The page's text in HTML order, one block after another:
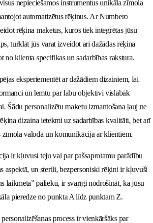
nepieciešamos instrumentus unikāla zīmola
automatizētus rēķinus. Ar Numbero
rēķina maketus, kuros tiek integrētas jūsu
turklāt jūs varat izveidot arī dažādas rēķina
no klienta specifikas un sadarbības rakstura.
eksperiementēt ar dažādiem dizainiem, lai
un lemtu par labu objektīvi vislabāk
Šādu personalizētu maketu izmantošana ļauj ne
dizaina ietekmi uz sadarbības kvalitāti, bet arī
zīmola valodā un komunikācijā ar klientiem.
ir kļuvusi teju vai par pašsaprotamu parādību
aspektā, un sterili, bezpersoniski rēķini ir kļuvuši
laikmeta” palieku, ir svarīgi nodrošināt, ka jūsu
pieredze no punkta A līdz punktam Z.
process ir vienkāršāks par